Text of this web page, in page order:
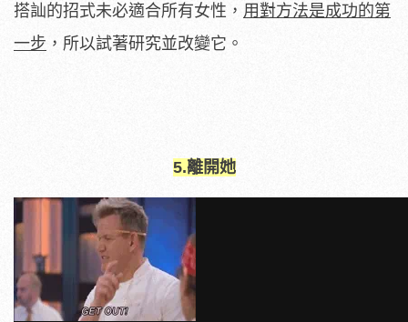
搭訕的招式未必適合所有女性， 用對方法是成功的第
一步 ，所以試著研究並改變它。
5.離開她